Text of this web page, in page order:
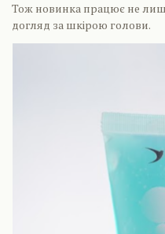
Тож новинка працює не
догляд за шкірою голови.